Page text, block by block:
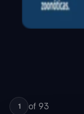
1 of 93